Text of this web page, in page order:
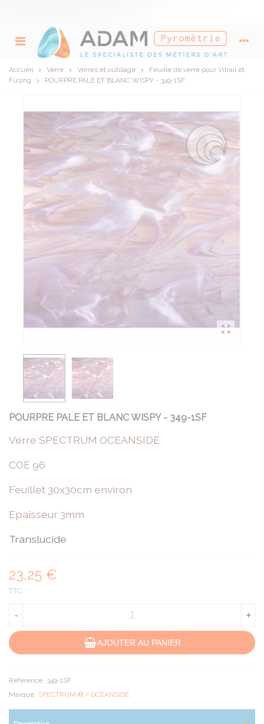
Accueil > Verre > Verres et outillage >
Feuille de verre pour Vitrail et
Fusing
> POURPRE PALE ET BLANC WISPY - 349-1SF
POURPRE PALE ET BLANC WISPY - 349-1SF
Verre SPECTRUM OCEANSIDE
COE 96
Feuillet 30x30cm environ
Epaisseur 3mm
Translucide
23,25 €
TTC
- +
AJOUTER AU PANIER
Référence: 349-1SF
Marque: SPECTRUM ® / OCEANSIDE